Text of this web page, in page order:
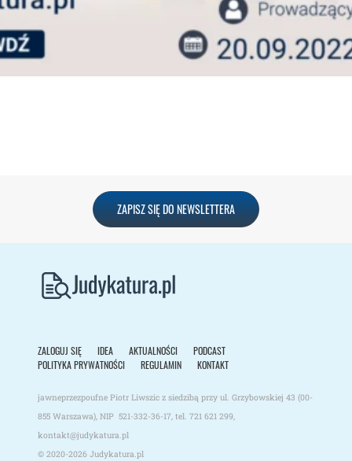
ZAPISZ SIĘ DO NEWSLETTERA
ZALOGUJ SIĘ IDEA AKTUALNOŚCI
PODCAST
POLITYKA PRYWATNOŚCI
REGULAMIN KONTAKT
jawneprzezpoufne Piotr Liwszic z siedzibą przy ul. Grzybowskiej 43 (00-
855 Warszawa), NIP 521-332-36-17, tel. 721 621 299,
kontakt@judykatura.pl
© 2020-2026 Judykatura.pl